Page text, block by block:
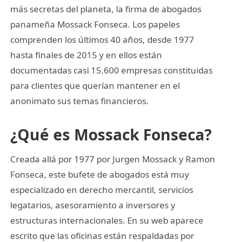
más secretas del planeta, la firma de abogados
panameña Mossack Fonseca. Los papeles
comprenden los últimos 40 años, desde 1977
hasta finales de 2015 y en ellos están
documentadas casi 15.600 empresas constituidas
para clientes que querían mantener en el
anonimato sus temas financieros.
¿Qué es Mossack Fonseca?
Creada allá por 1977 por Jurgen Mossack y Ramon
Fonseca, este bufete de abogados está muy
especializado en derecho mercantil, servicios
legatarios, asesoramiento a inversores y
estructuras internacionales. En su web aparece
escrito que las oficinas están respaldadas por